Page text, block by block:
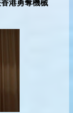
港勇奪機械